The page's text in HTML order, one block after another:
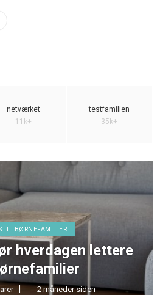
netværket
11k+
testfamilien
35k+
TIL BØRNEFAMILIER
hverdagen lettere
2 måneder siden